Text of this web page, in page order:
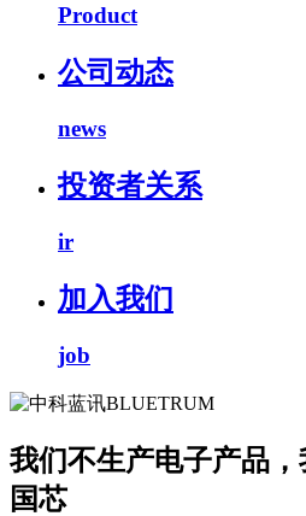
Product
公司动态
news
投资者关系
ir
加入我们
job
我们不生产电子产品
国芯